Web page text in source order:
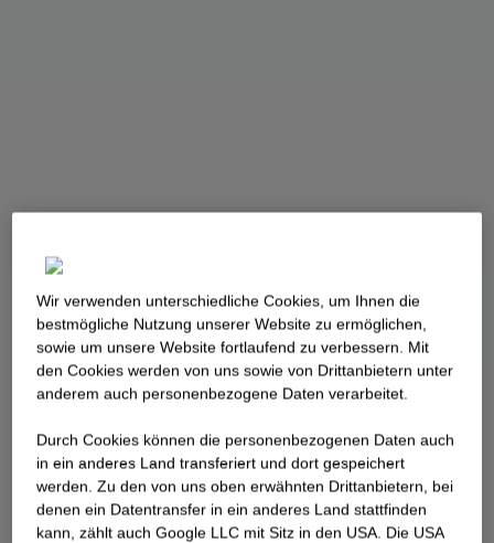
Wir verwenden unterschiedliche Cookies, um Ihnen die
best­mögliche Nutzung unserer Website zu ermöglichen,
sowie um unsere Website fortlaufend zu verbessern. Mit
den Cookies werden von uns sowie von Drittanbietern unter
anderem auch personenbezogene Daten verarbeitet.
Durch Cookies können die personenbezogenen Daten auch
in ein anderes Land transferiert und dort gespeichert
werden. Zu den von uns oben erwähnten Drittanbietern, bei
denen ein Datentransfer in ein anderes Land stattfinden
kann, zählt auch Google LLC mit Sitz in den USA. Die USA